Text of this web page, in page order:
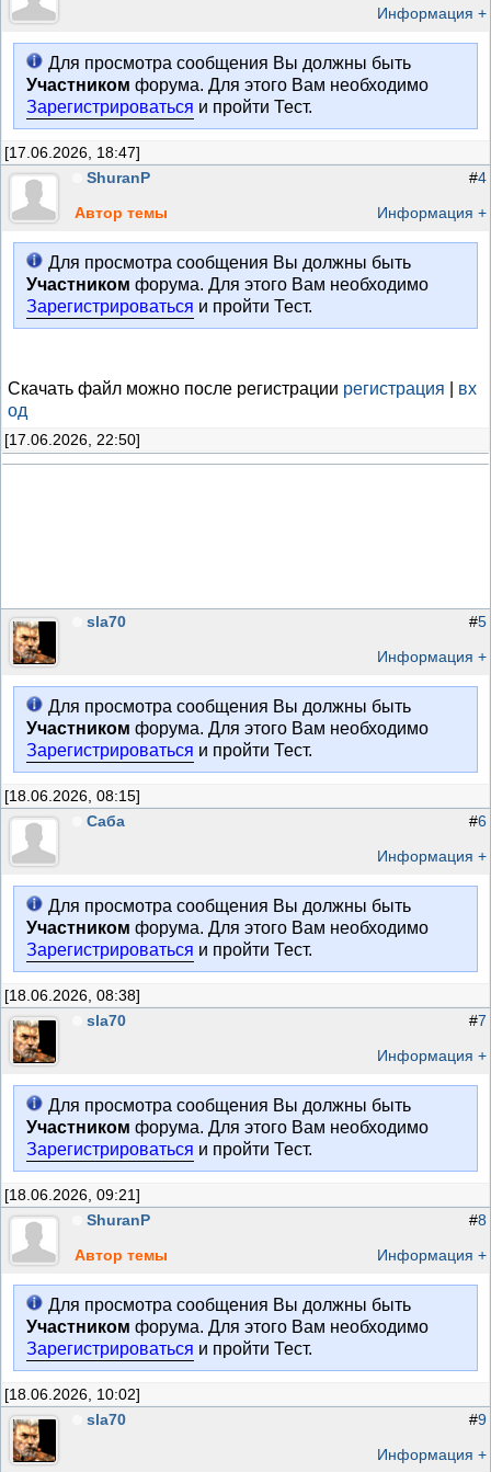
Информация +
Для просмотра сообщения Вы должны быть
Участником форума. Для этого Вам необходимо
Зарегистрироваться и пройти Тест.
[17.06.2026, 18:47]
ShuranP
Автор темы
#4
Информация +
Для просмотра сообщения Вы должны быть
Участником форума. Для этого Вам необходимо
Зарегистрироваться и пройти Тест.
Скачать файл можно после регистрации регистрация
вх
од
[17.06.2026, 22:50]
sla70 #5
Информация +
Для просмотра сообщения Вы должны быть
Участником форума. Для этого Вам необходимо
Зарегистрироваться и пройти Тест.
[18.06.2026, 08:15]
Саба
#6
Информация +
Для просмотра сообщения Вы должны быть
Участником форума. Для этого Вам необходимо
Зарегистрироваться и пройти Тест.
[18.06.2026, 08:38]
sla70
#7
Информация +
Для просмотра сообщения Вы должны быть
Участником форума. Для этого Вам необходимо
Зарегистрироваться и пройти Тест.
[18.06.2026, 09:21]
ShuranP
Автор темы
#8
Информация +
Для просмотра сообщения Вы должны быть
Участником форума. Для этого Вам необходимо
Зарегистрироваться и пройти Тест.
[18.06.2026, 10:02]
sla70
#9
Информация +